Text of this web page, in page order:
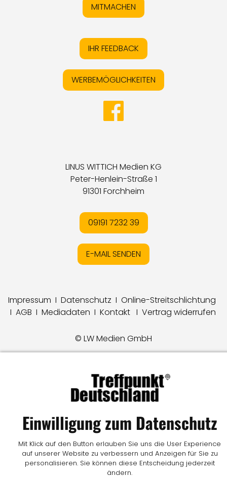
MITMACHEN
IHR FEEDBACK
WERBEMÖGLICHKEITEN
LINUS WITTICH Medien KG
Peter-Henlein-Straße 1
91301 Forchheim
09191 7232 39
E-MAIL SENDEN
Impressum I Datenschutz I Online-Streitschlichtung
I AGB I Mediadaten I Kontakt I Vertrag widerrufen
© LW Medien GmbH
Einwilligung zum Datenschutz
Mit Klick auf den Button erlauben Sie uns die User Experience
auf unserer Website zu verbessern und Anzeigen für Sie zu
personalisieren. Sie können diese Entscheidung jederzeit
ändern.